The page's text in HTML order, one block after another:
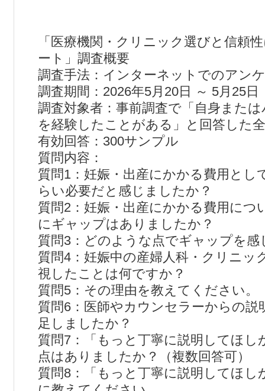
「医療機関・クリニック選びと信頼
ート」調査概要
調査手法：インターネットでのアン
調査期間：2026年5月20日 ～ 5月25日
調査対象者：事前調査で「自身また
を経験したことがある」と回答した
有効回答：300サンプル
質問内容：
質問1：妊娠・出産にかかる費用とし
らい必要だと感じましたか？
質問2：妊娠・出産にかかる費用につ
にギャップはありましたか？
質問3：どのような点でギャップを感
質問4：妊娠中の産婦人科・クリニッ
視したことは何ですか？
質問5：その理由を教えてください。
質問6：医師やカウンセラーからの説
足しましたか？
質問7：「もっと丁寧に説明してほし
点はありましたか？（複数回答可）
質問8：「もっと丁寧に説明してほし